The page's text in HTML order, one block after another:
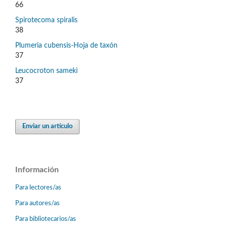
66
Spirotecoma spiralis
38
Plumeria cubensis-Hoja de taxón
37
Leucocroton sameki
37
Enviar un artículo
Información
Para lectores/as
Para autores/as
Para bibliotecarios/as